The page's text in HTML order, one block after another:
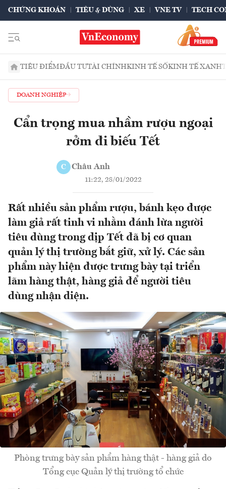
CHỨNG KHOÁN TIÊU & DÙNG XE VNE TV TECH
TIÊU ĐIỂMĐẦU TƯTÀI CHÍNHKINH TẾ SỐKINH TẾ XANH
DOANH NGHIỆP
Cẩn trọng mua nhầm rượu ngoại
rởm đi biếu Tết
C Châu Anh
11:22, 28/01/2022
Rất nhiều sản phẩm rượu, bánh kẹo được
làm giả rất tinh vi nhằm đánh lừa người
tiêu dùng trong dịp Tết đã bị cơ quan
quản lý thị trường bắt giữ, xử lý. Các sản
phẩm này hiện được trưng bày tại triển
lãm hàng thật, hàng giả để người tiêu
dùng nhận diện.
Phòng trưng bày sản phẩm hàng thật - hàng giả do
Tổng cục Quản lý thị trường tổ chức